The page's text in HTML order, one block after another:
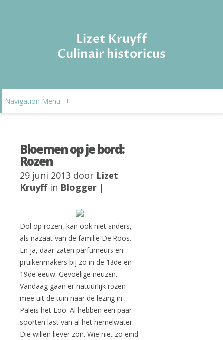
Lizet Kruyff
Culinair historicus
Navigation Menu +
Bloemen op je bord:
Rozen
29 juni 2013 door Lizet
Kruyffin Blogger |
Dol op rozen, kan ook niet anders,
als nazaat van de familie De Roos.
En ja, daar zaten parfumeurs en
pruikenmakers bij zo in de 18de en
19de eeuw. Gevoelige neuzen.
Vandaag gaan er natuurlijk rozen
mee uit de tuin naar de lezing in
Paleis het Loo. Al hebben een paar
soorten last van al het hemelwater.
Die willen liever zon. Wie niet zo eind